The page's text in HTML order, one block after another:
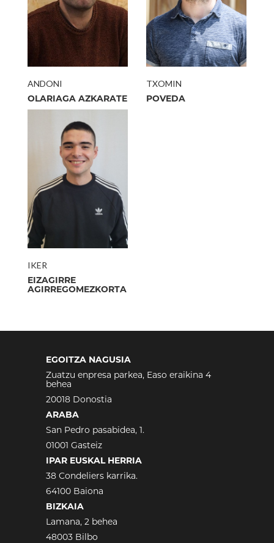
ANDONI
OLARIAGA AZKARATE
TXOMIN
POVEDA
IKER
EIZAGIRRE
AGIRREGOMEZKORTA
EGOITZA NAGUSIA
Zuatzu enpresa parkea, Easo eraikina 4
behea
20018 Donostia
ARABA
San Pedro pasabidea, 1.
01001 Gasteiz
IPAR EUSKAL HERRIA
38 Condeliers karrika.
64100 Baiona
BIZKAIA
Lamana, 2 behea
48003 Bilbo